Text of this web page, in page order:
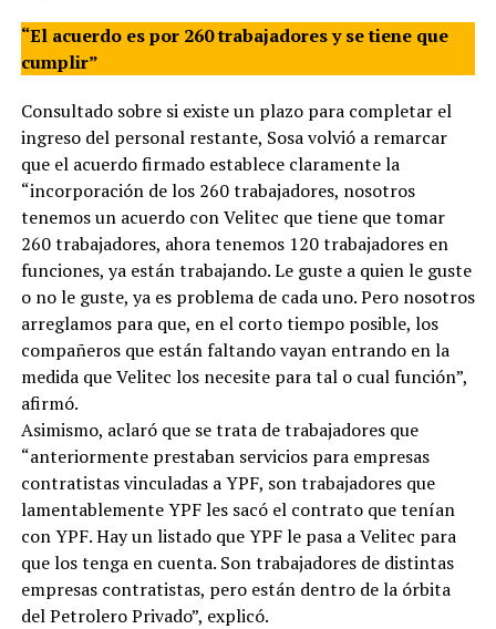
“El acuerdo es por 260 trabajadores y se tiene que
cumplir”
Consultado sobre si existe un plazo para completar el
ingreso del personal restante, Sosa volvió a remarcar
que el acuerdo firmado establece claramente la
“incorporación de los 260 trabajadores, nosotros
tenemos un acuerdo con Velitec que tiene que tomar
260 trabajadores, ahora tenemos 120 trabajadores en
funciones, ya están trabajando. Le guste a quien le guste
o no le guste, ya es problema de cada uno. Pero nosotros
arreglamos para que, en el corto tiempo posible, los
compañeros que están faltando vayan entrando en la
medida que Velitec los necesite para tal o cual función”,
afirmó.
Asimismo, aclaró que se trata de trabajadores que
“anteriormente prestaban servicios para empresas
contratistas vinculadas a YPF, son trabajadores que
lamentablemente YPF les sacó el contrato que tenían
con YPF. Hay un listado que YPF le pasa a Velitec para
que los tenga en cuenta. Son trabajadores de distintas
empresas contratistas, pero están dentro de la órbita
del Petrolero Privado”, explicó.